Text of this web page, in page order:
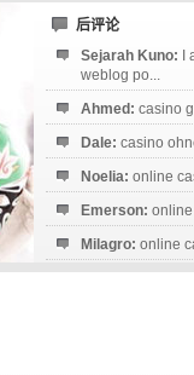
后评论
Sejarah Kuno:
weblog po...
Ahmed: casino
Dale: casino
Noelia: online
Emerson:
Milagro: online